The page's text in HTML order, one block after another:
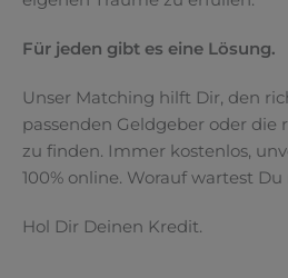
Für jeden gibt es eine Lösung.
Unser Matching hilft Dir, den
passenden Geldgeber oder die
zu finden. Immer kostenlos,
100% online. Worauf wartest Du
Hol Dir Deinen Kredit.